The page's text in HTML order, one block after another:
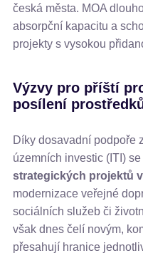
česká města. MOA
absorpční kapacitu a
projekty s vysokou
Výzvy pro příští
posílení
Díky dosavadní podpoře
územních investic (ITI)
strategických projektů
modernizace veřejné
sociálních služeb či
však dnes čelí novým,
přesahují hranice